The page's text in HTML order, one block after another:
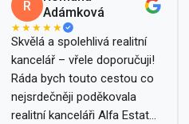
R
Adámková
★★★★★
Skvělá a spolehlivá realitní
kancelář – vřele doporučuji!
Ráda bych touto cestou co
nejsrdečněji poděkovala
realitní kanceláři Alfa Estate